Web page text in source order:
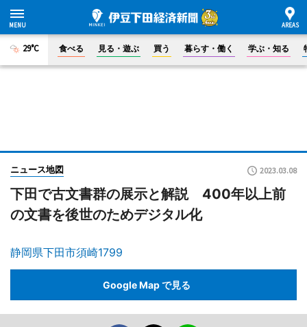
29°C 食べる 見る・遊ぶ 買う 暮らす・働く 学ぶ・知る
ニュース地図 2023.03.08
下田で古文書群の展示と解説 400年以上前
の文書を後世のためデジタル化
静岡県下田市須崎1799
Google Map で見る